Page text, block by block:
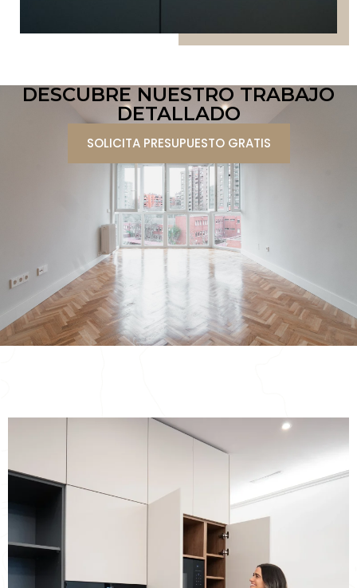
DESCUBRE NUESTRO TRABAJO
DETALLADO
SOLICITA PRESUPUESTO GRATIS